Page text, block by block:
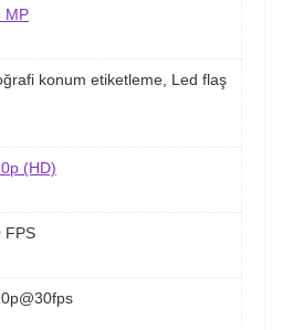
MP
konum etiketleme, Led flaş
(HD)
FPS